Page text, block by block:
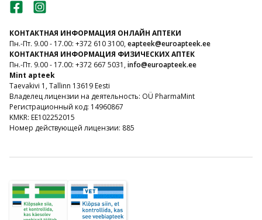
КОНТАКТНАЯ ИНФОРМАЦИЯ ОНЛАЙН АПТЕКИ
Пн.-Пт. 9.00 - 17.00: +372 610 3100,eapteek@euroapteek.ee
КОНТАКТНАЯ ИНФОРМАЦИЯ ФИЗИЧЕСКИХ АПТЕК
Пн.-Пт. 9.00 - 17.00: +372 667 5031,info@euroapteek.ee
Mint apteek
Taevakivi 1, Tallinn 13619 Eesti
Владелец лицензии на деятельность: OÜ PharmaMint
Регистрационный код: 14960867
KMKR: EE102252015
Номер действующей лицензии: 885